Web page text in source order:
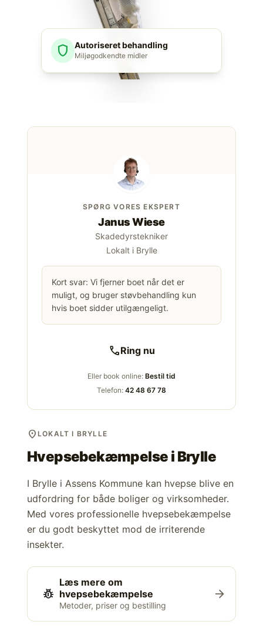
shield Autoriseret behandling
Miljøgodkendte midler
SPØRG VORES EKSPERT
Janus Wiese
Skadedyrstekniker
Lokalt i Brylle
Kort svar: Vi fjerner boet når det er
muligt, og bruger støvbehandling kun
hvis boet sidder utilgængeligt.
callRing nu
Eller book online: Bestil tid
Telefon: 42 48 67 78
location_on LOKALT I BRYLLE
Hvepsebekæmpelse i Brylle
I Brylle i Assens Kommune kan hvepse blive en
udfordring for både boliger og virksomheder.
Med vores professionelle hvepsebekæmpelse
er du godt beskyttet mod de irriterende
insekter.
pest_control
Læs mere om
hvepsebekæmpelse
Metoder, priser og bestilling
arrow_forward